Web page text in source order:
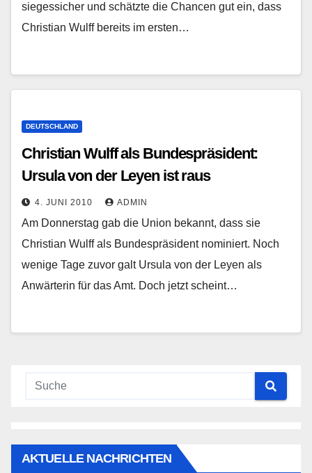
siegessicher und schätzte die Chancen gut ein, dass
Christian Wulff bereits im ersten…
DEUTSCHLAND
Christian Wulff als Bundespräsident:
Ursula von der Leyen ist raus
4. JUNI 2010 ADMIN
Am Donnerstag gab die Union bekannt, dass sie
Christian Wulff als Bundespräsident nominiert. Noch
wenige Tage zuvor galt Ursula von der Leyen als
Anwärterin für das Amt. Doch jetzt scheint…
AKTUELLE NACHRICHTEN